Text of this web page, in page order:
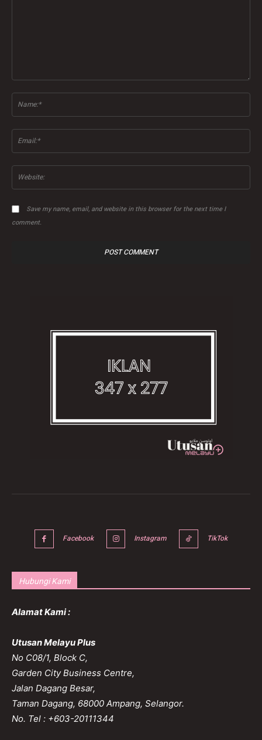
Save my name, email, and website in this browser for the next time I
comment.
Facebook Instagram TikTok
Hubungi Kami
Alamat Kami :
Utusan Melayu Plus
No C08/1, Block C,
Garden City Business Centre,
Jalan Dagang Besar,
Taman Dagang, 68000 Ampang, Selangor.
No. Tel : +603-20111344